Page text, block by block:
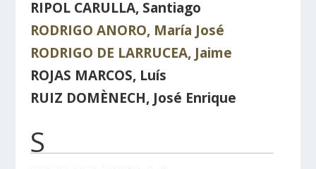
RIPOL CARULLA, Santiago
RODRIGO ANORO, María José
RODRIGO DE LARRUCEA, Jaime
ROJAS MARCOS, Luís
RUIZ DOMÈNECH, José Enrique
S